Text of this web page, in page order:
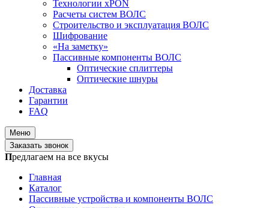
Технологии xPON
Расчеты систем ВОЛС
Строительство и эксплуатация ВОЛС
Шифрование
«На заметку»
Пассивные компоненты ВОЛС
Оптические сплиттеры
Оптические шнуры
Доставка
Гарантии
FAQ
Меню
Заказать звонок
Предлагаем на все вкусы
Главная
Каталог
Пассивные устройства и компоненты ВОЛС